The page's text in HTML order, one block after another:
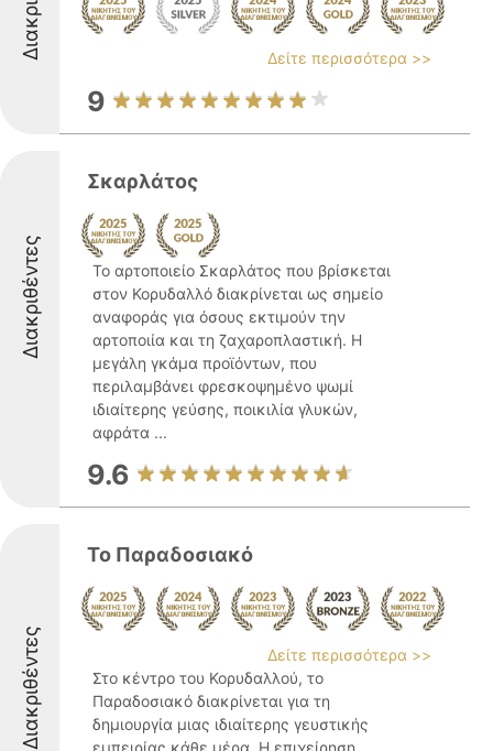
Δείτε περισσότερα >>
9
Διακριθέντες
Σκαρλάτος
Το αρτοποιείο Σκαρλάτος που βρίσκεται
στον Κορυδαλλό διακρίνεται ως σημείο
αναφοράς για όσους εκτιμούν την
αρτοποιία και τη ζαχαροπλαστική. Η
μεγάλη γκάμα προϊόντων, που
περιλαμβάνει φρεσκοψημένο ψωμί
ιδιαίτερης γεύσης, ποικιλία γλυκών,
αφράτα ...
9.6
Διακριθέντες
Το Παραδοσιακό
Δείτε περισσότερα >>
Στο κέντρο του Κορυδαλλού, το
Παραδοσιακό διακρίνεται για τη
δημιουργία μιας ιδιαίτερης γευστικής
εμπειρίας κάθε μέρα. Η επιχείρηση